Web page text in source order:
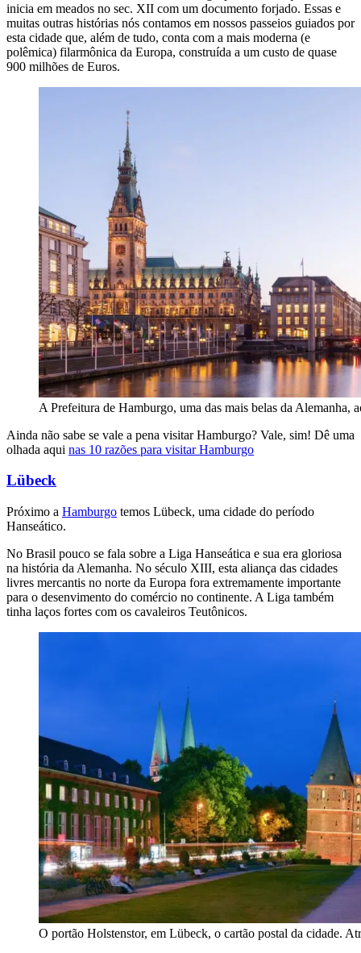
inicia em meados no sec. XII com um documento forjado. Essas e
muitas outras histórias nós contamos em nossos passeios guiados por
esta cidade que, além de tudo, conta com a mais moderna (e
polêmica) filarmônica da Europa, construída a um custo de quase
900 milhões de Euros.
A Prefeitura de Hamburgo, uma das mais belas da Alemanha,
Ainda não sabe se vale a pena visitar Hamburgo? Vale, sim! Dê uma
olhada aqui nas 10 razões para visitar Hamburgo
Lübeck
Próximo a Hamburgo temos Lübeck, uma cidade do período
Hanseático.
No Brasil pouco se fala sobre a Liga Hanseática e sua era gloriosa
na história da Alemanha. No século XIII, esta aliança das cidades
livres mercantis no norte da Europa fora extremamente importante
para o desenvimento do comércio no continente. A Liga também
tinha laços fortes com os cavaleiros Teutônicos.
O portão Holstenstor, em Lübeck, o cartão postal da cidade.